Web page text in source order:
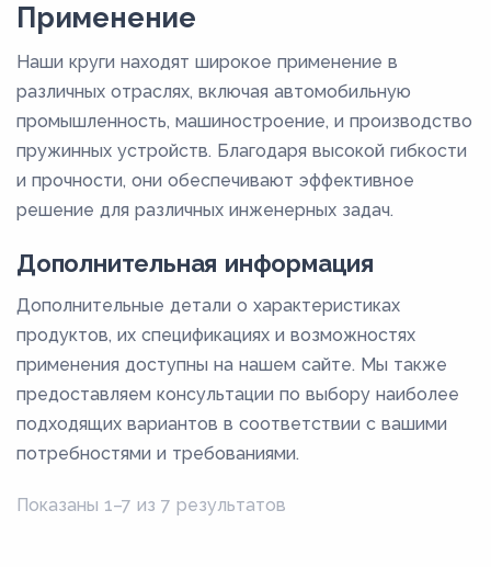
190
195
200
21
210
22
23
230
24
240
Применение
Наши круги находят широкое применение в
различных отраслях, включая автомобильную
промышленность, машиностроение, и производство
пружинных устройств. Благодаря высокой гибкости
и прочности, они обеспечивают эффективное
решение для различных инженерных задач.
Дополнительная информация
Дополнительные детали о характеристиках
продуктов, их спецификациях и возможностях
применения доступны на нашем сайте. Мы также
предоставляем консультации по выбору наиболее
подходящих вариантов в соответствии с вашими
потребностями и требованиями.
Показаны 1–7 из 7 результатов